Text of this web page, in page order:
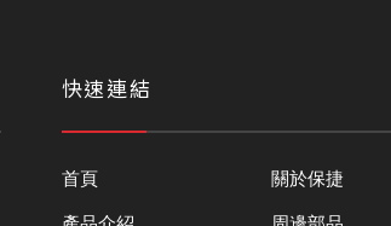
快速連結
首頁
關於保捷